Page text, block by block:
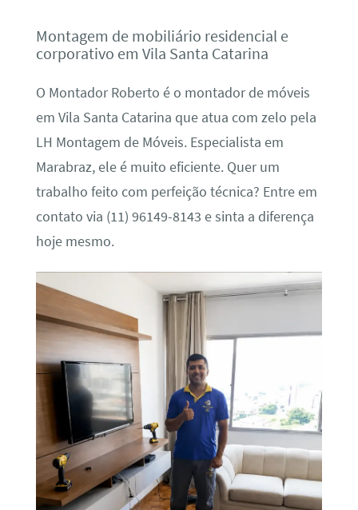
Montagem de mobiliário residencial e
corporativo em Vila Santa Catarina
O Montador Roberto é o montador de móveis
em Vila Santa Catarina que atua com zelo pela
LH Montagem de Móveis. Especialista em
Marabraz, ele é muito eficiente. Quer um
trabalho feito com perfeição técnica? Entre em
contato via (11) 96149-8143 e sinta a diferença
hoje mesmo.